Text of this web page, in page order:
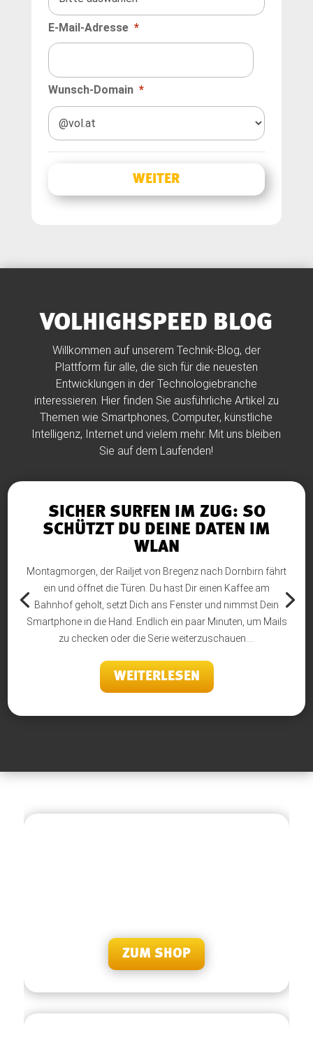
E-Mail-Adresse *
Wunsch-Domain *
VOLHIGHSPEED BLOG
Willkommen auf unserem Technik-Blog, der
Plattform für alle, die sich für die neuesten
Entwicklungen in der Technologiebranche
interessieren. Hier finden Sie ausführliche Artikel zu
Themen wie Smartphones, Computer, künstliche
Intelligenz, Internet und vielem mehr. Mit uns bleiben
Sie auf dem Laufenden!
SICHER SURFEN IM ZUG: SO
SCHÜTZT DU DEINE DATEN IM
WLAN
Montagmorgen, der Railjet von Bregenz nach Dornbirn fährt
ein und öffnet die Türen. Du hast Dir einen Kaffee am
Bahnhof geholt, setzt Dich ans Fenster und nimmst Dein
Smartphone in die Hand. Endlich ein paar Minuten, um Mails
zu checken oder die Serie weiterzuschauen....
WEITERLESEN
ZUM SHOP